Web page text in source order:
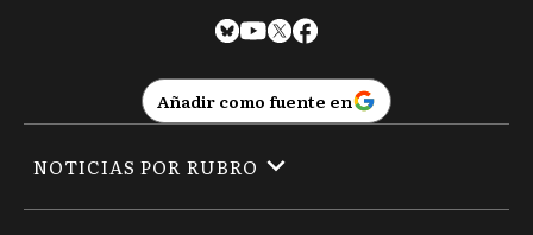
Añadir como fuente en
NOTICIAS POR RUBRO